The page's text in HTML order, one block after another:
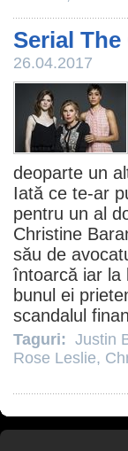
Serial
26.04.2017
deoparte un
Iată ce te-ar
pentru un al
Christine
său de
întoarcă iar la
bunul ei
scandalul
Taguri: Justin
Rose Leslie,